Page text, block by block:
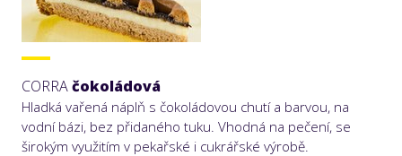
CORRAčokoládová
Hladká vařená náplň s čokoládovou chutí a barvou, na
vodní bázi, bez přidaného tuku. Vhodná na pečení, se
širokým využitím v pekařské i cukrářské výrobě.